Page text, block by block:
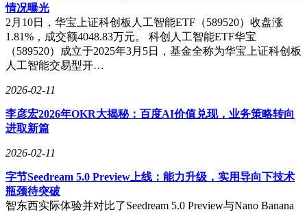
情况曝光
2月10日，华宝上证科创板人工智能ETF（589520）收盘涨
1.81%，成交额4048.83万元。 科创人工智能ETF华宝
（589520）成立于2025年3月5日，基金全称为华宝上证科创板
人工智能交易型开…
2026-02-11
李彦宏2026年OKR大揭秘：百度AI价值兑现，业务策略转向
进取新篇
2026-02-11
字节Seedream 5.0 Preview上线：能力升级，实用导向下技术
瓶颈待突破
智东西实际体验并对比了Seedream 5.0 Preview与Nano Banana